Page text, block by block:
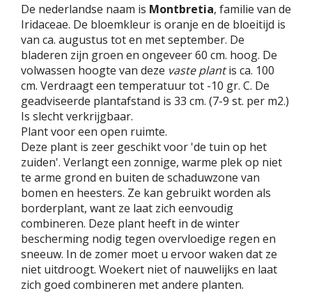
De nederlandse naam is Montbretia, familie van de
Iridaceae. De bloemkleur is oranje en de bloeitijd is
van ca. augustus tot en met september. De
bladeren zijn groen en ongeveer 60 cm. hoog. De
volwassen hoogte van deze vaste plantis ca. 100
cm. Verdraagt een temperatuur tot -10 gr. C. De
geadviseerde plantafstand is 33 cm. (7-9 st. per m2.)
Is slecht verkrijgbaar.
Plant voor een open ruimte.
Deze plant is zeer geschikt voor 'de tuin op het
zuiden'. Verlangt een zonnige, warme plek op niet
te arme grond en buiten de schaduwzone van
bomen en heesters. Ze kan gebruikt worden als
borderplant, want ze laat zich eenvoudig
combineren. Deze plant heeft in de winter
bescherming nodig tegen overvloedige regen en
sneeuw. In de zomer moet u ervoor waken dat ze
niet uitdroogt. Woekert niet of nauwelijks en laat
zich goed combineren met andere planten.